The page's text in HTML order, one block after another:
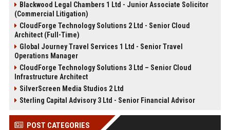
Blackwood Legal Chambers 1 Ltd - Junior Associate Solicitor
(Commercial Litigation)
CloudForge Technology Solutions 2 Ltd - Senior Cloud
Architect (Full-Time)
Global Journey Travel Services 1 Ltd - Senior Travel
Operations Manager
CloudForge Technology Solutions 3 Ltd – Senior Cloud
Infrastructure Architect
SilverScreen Media Studios 2 Ltd
Sterling Capital Advisory 3 Ltd - Senior Financial Advisor
POST CATEGORIES